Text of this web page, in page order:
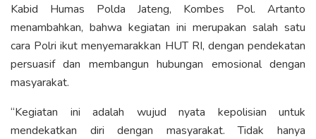
Kabid Humas Polda Jateng, Kombes Pol. Artanto
menambahkan, bahwa kegiatan ini merupakan salah satu
cara Polri ikut menyemarakkan HUT RI, dengan pendekatan
persuasif dan membangun hubungan emosional dengan
masyarakat.
“Kegiatan ini adalah wujud nyata kepolisian untuk
mendekatkan diri dengan masyarakat. Tidak hanya